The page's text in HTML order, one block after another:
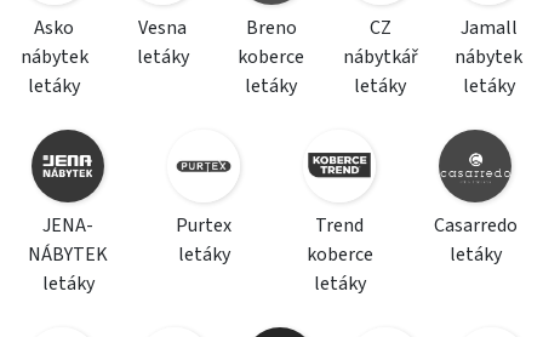
Asko
nábytek
letáky
Vesna
letáky
Breno
koberce
letáky
CZ
nábytkář
letáky
Jamall
nábytek
letáky
JENA-
NÁBYTEK
letáky
Purtex
letáky
Trend
koberce
letáky
Casarredo
letáky